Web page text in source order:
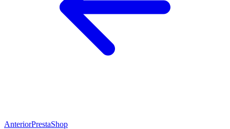
AnteriorPrestaShop